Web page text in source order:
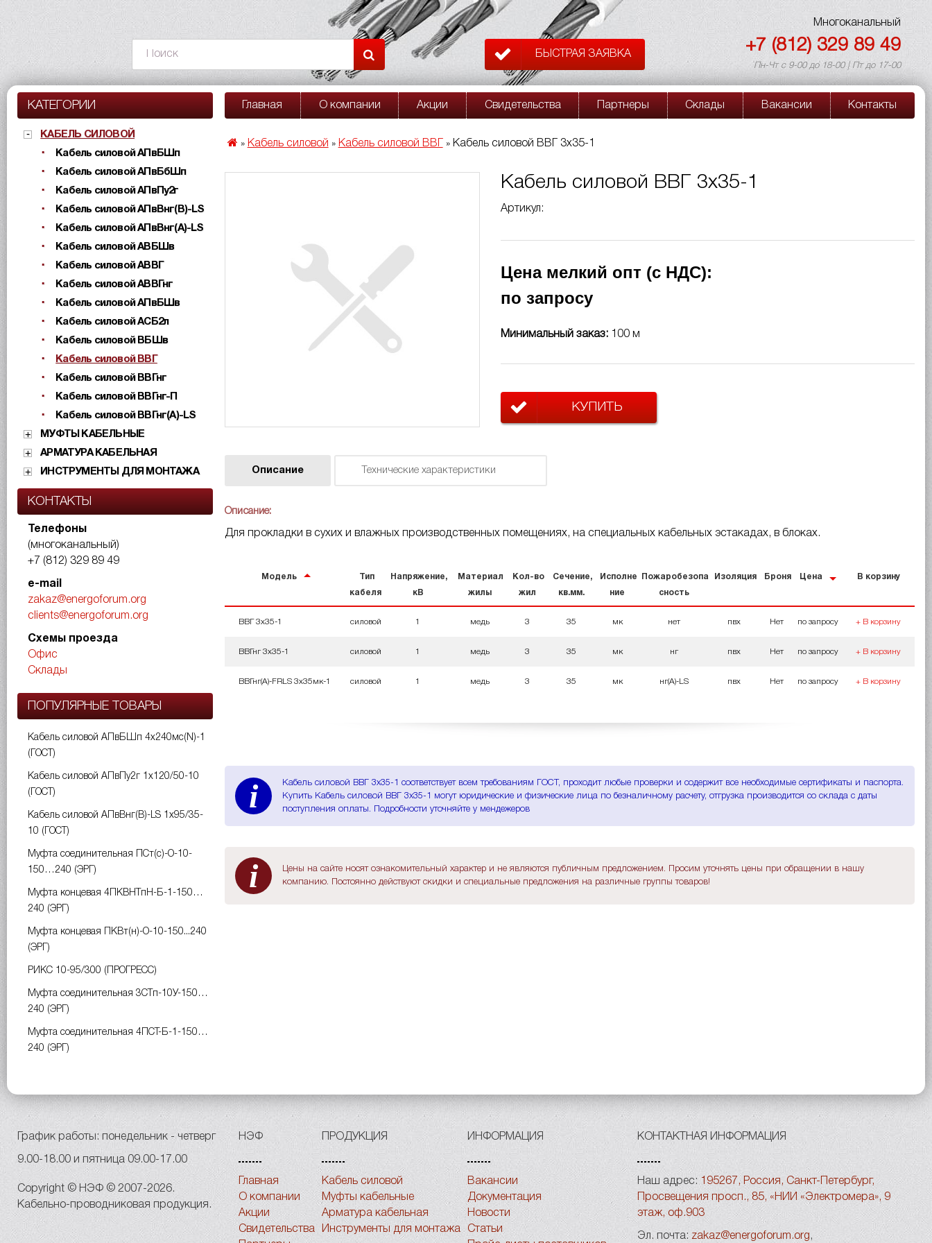
БЫСТРАЯ ЗАЯВКА
Многоканальный
+7 (812) 329 89 49
Пн-Чт с 9-00 до 18-00 | Пт до 17-00
КАТЕГОРИИ
КАБЕЛЬ СИЛОВОЙ
Кабель силовой АПвБШп
Кабель силовой АПвБбШп
Кабель силовой АПвПу2г
Кабель силовой АПвВнг(B)-LS
Кабель силовой АПвВнг(A)-LS
Кабель силовой АВБШв
Кабель силовой АВВГ
Кабель силовой АВВГнг
Кабель силовой АПвБШв
Кабель силовой АСБ2л
Кабель силовой ВБШв
Кабель силовой ВВГ
Кабель силовой ВВГнг
Кабель силовой ВВГнг-П
Кабель силовой ВВГнг(А)-LS
МУФТЫ КАБЕЛЬНЫЕ
АРМАТУРА КАБЕЛЬНАЯ
ИНСТРУМЕНТЫ ДЛЯ МОНТАЖА
КОНТАКТЫ
Телефоны
(многоканальный)
+7 (812) 329 89 49
e-mail
zakaz@energoforum.org
clients@energoforum.org
Схемы проезда
Офис
Склады
ПОПУЛЯРНЫЕ ТОВАРЫ
Кабель силовой АПвБШп 4х240мс(N)-1
(ГОСТ)
Кабель силовой АПвПу2г 1х120/50-10
(ГОСТ)
Кабель силовой АПвВнг(B)-LS 1х95/35-
10 (ГОСТ)
Муфта соединительная ПСт(с)-О-10-
150…240 (ЭРГ)
Муфта концевая 4ПКВНТпН-Б-1-150…
240 (ЭРГ)
Муфта концевая ПКВт(н)-О-10-150...240
(ЭРГ)
РИКС 10-95/300 (ПРОГРЕСС)
Муфта соединительная 3СТп-10У-150…
240 (ЭРГ)
Муфта соединительная 4ПСТ-Б-1-150…
240 (ЭРГ)
Главная О компании Акции Свидетельства Партнеры Склады Вакансии Контакты
» Кабель силовой » Кабель силовой ВВГ » Кабель силовой ВВГ 3х35-1
Кабель силовой ВВГ 3х35-1
Артикул:
Цена мелкий опт (с НДС):
по запросу
Минимальный заказ: 100 м
КУПИТЬ
Описание Технические характеристики
Описание:
Для прокладки в сухих и влажных производственных помещениях, на специальных кабельных эстакадах, в блоках.
Модель Тип
кабеля
Напряжение,
кВ
Материал
жилы
Кол-во
жил
Сечение,
кв.мм.
Исполне
ние
Пожаробезопа
сность
Изоляция Броня Цена В корзину
ВВГ 3х35-1 силовой 1 медь 3 35 мк нет пвх Нет по запросу + В корзину
ВВГнг 3х35-1 силовой 1 медь 3 35 мк нг пвх Нет по запросу + В корзину
ВВГнг(A)-FRLS 3х35мк-1 силовой 1 медь 3 35 мк нг(A)-LS пвх Нет по запросу + В корзину
i
Кабель силовой ВВГ 3х35-1 соответствует всем требованиям ГОСТ, проходит любые проверки и содержит все необходимые сертификаты и паспорта.
Купить Кабель силовой ВВГ 3х35-1 могут юридические и физические лица по безналичному расчету, отгрузка производится со склада с даты
поступления оплаты. Подробности уточняйте у мендежеров
i
Цены на сайте носят ознакомительный характер и не являются публичным предложением. Просим уточнять цены при обращении в нашу
компанию. Постоянно действуют скидки и специальные предложения на различные группы товаров!
НЭФ
Главная
О компании
Акции
Свидетельства
ПРОДУКЦИЯ
Кабель силовой
Муфты кабельные
Арматура кабельная
Инструменты для монтажа
ИНФОРМАЦИЯ
Вакансии
Документация
Новости
Статьи
КОНТАКТНАЯ ИНФОРМАЦИЯ
Наш адрес: 195267, Россия, Санкт-Петербург,
Просвещения просп., 85, «НИИ «Электромера», 9
этаж, оф.903
Эл. почта: zakaz@energoforum.org ,
График работы: понедельник - четверг
9.00-18.00 и пятница 09.00-17.00
Copyright © НЭФ © 2007-2026.
Кабельно-проводниковая продукция.